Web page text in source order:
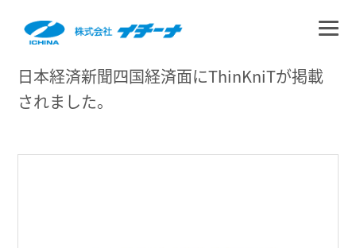
日本経済新聞四国経済面にThinKniTが掲載
されました。